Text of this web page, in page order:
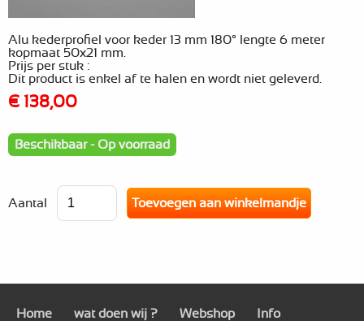
Alu kederprofiel voor keder 13 mm 180° lengte 6 meter
kopmaat 50x21 mm.
Prijs per stuk :
Dit product is enkel af te halen en wordt niet geleverd.
€ 138,00
Beschikbaar - Op voorraad
Aantal
Home wat doen wij ? Webshop Info